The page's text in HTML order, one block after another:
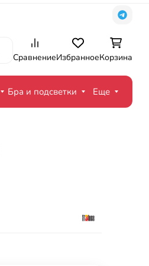
СравнениеИзбранноеКорзина
Бра и подсветки Еще